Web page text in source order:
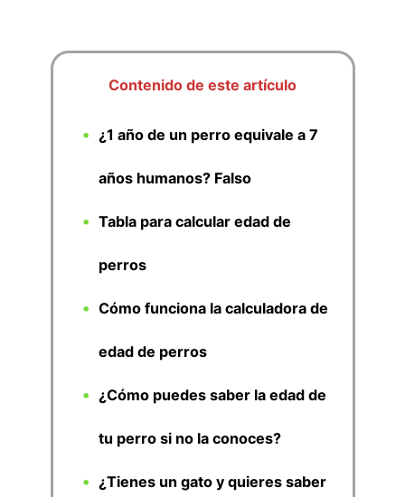
Contenido de este artículo
¿1 año de un perro equivale a 7
años humanos? Falso
Tabla para calcular edad de
perros
Cómo funciona la calculadora de
edad de perros
¿Cómo puedes saber la edad de
tu perro si no la conoces?
¿Tienes un gato y quieres saber